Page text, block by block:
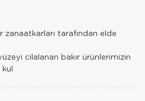
zanaatkarları tarafından elde
cilalanan bakır ürünlerimizin
kul